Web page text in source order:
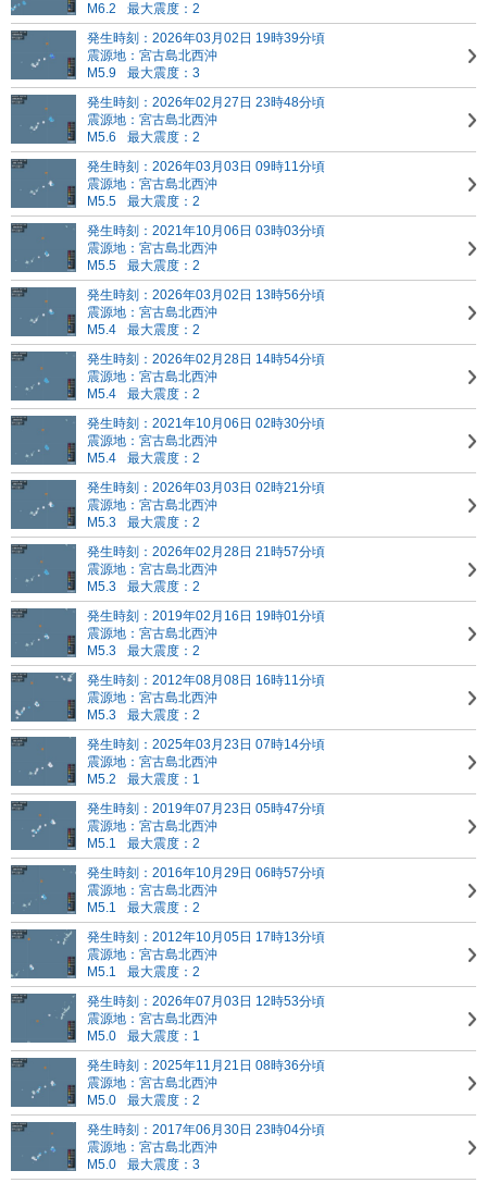
M6.2
最大震度：2
発生時刻：2026年03月02日 19時39分頃
震源地：宮古島北西沖
M5.9
最大震度：3
発生時刻：2026年02月27日 23時48分頃
震源地：宮古島北西沖
M5.6
最大震度：2
発生時刻：2026年03月03日 09時11分頃
震源地：宮古島北西沖
M5.5
最大震度：2
発生時刻：2021年10月06日 03時03分頃
震源地：宮古島北西沖
M5.5
最大震度：2
発生時刻：2026年03月02日 13時56分頃
震源地：宮古島北西沖
M5.4
最大震度：2
発生時刻：2026年02月28日 14時54分頃
震源地：宮古島北西沖
M5.4
最大震度：2
発生時刻：2021年10月06日 02時30分頃
震源地：宮古島北西沖
M5.4
最大震度：2
発生時刻：2026年03月03日 02時21分頃
震源地：宮古島北西沖
M5.3
最大震度：2
発生時刻：2026年02月28日 21時57分頃
震源地：宮古島北西沖
M5.3
最大震度：2
発生時刻：2019年02月16日 19時01分頃
震源地：宮古島北西沖
M5.3
最大震度：2
発生時刻：2012年08月08日 16時11分頃
震源地：宮古島北西沖
M5.3
最大震度：2
発生時刻：2025年03月23日 07時14分頃
震源地：宮古島北西沖
M5.2
最大震度：1
発生時刻：2019年07月23日 05時47分頃
震源地：宮古島北西沖
M5.1
最大震度：2
発生時刻：2016年10月29日 06時57分頃
震源地：宮古島北西沖
M5.1
最大震度：2
発生時刻：2012年10月05日 17時13分頃
震源地：宮古島北西沖
M5.1
最大震度：2
発生時刻：2026年07月03日 12時53分頃
震源地：宮古島北西沖
M5.0
最大震度：1
発生時刻：2025年11月21日 08時36分頃
震源地：宮古島北西沖
M5.0
最大震度：2
発生時刻：2017年06月30日 23時04分頃
震源地：宮古島北西沖
M5.0
最大震度：3